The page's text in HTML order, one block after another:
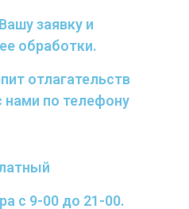
заявку и
обработки.
отлагательств
по телефону
с 9-00 до 21-00.